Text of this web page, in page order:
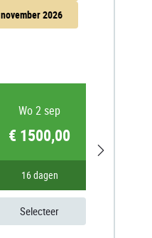
november 2026
Wo 2 sep
€ 1500,00
16 dagen
Selecteer